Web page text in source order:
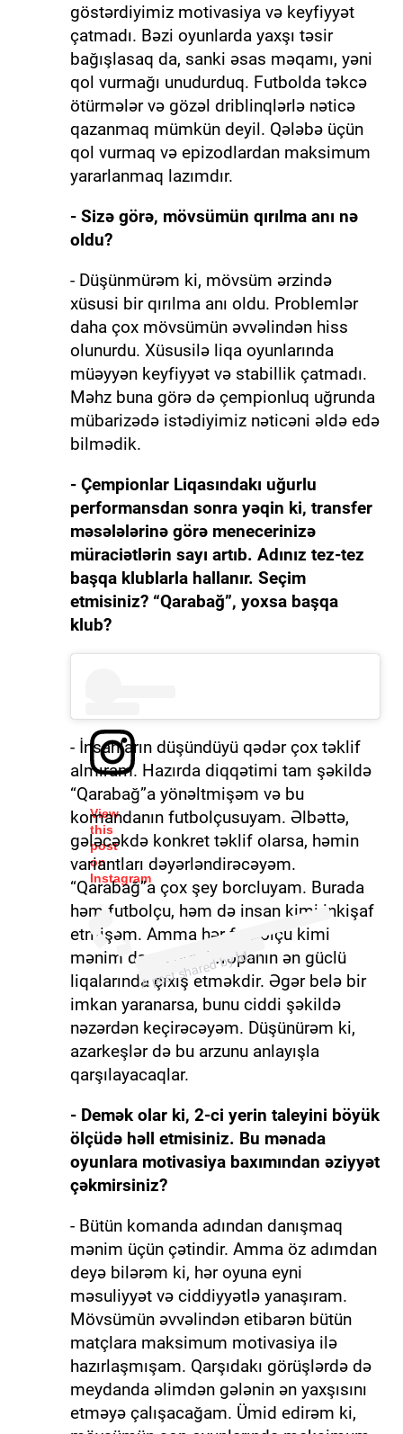
göstərdiyimiz motivasiya və keyfiyyət
çatmadı. Bəzi oyunlarda yaxşı təsir
bağışlasaq da, sanki əsas məqamı, yəni
qol vurmağı unudurduq. Futbolda təkcə
ötürmələr və gözəl driblinqlərlə nəticə
qazanmaq mümkün deyil. Qələbə üçün
qol vurmaq və epizodlardan maksimum
yararlanmaq lazımdır.
- Sizə görə, mövsümün qırılma anı nə
oldu?
- Düşünmürəm ki, mövsüm ərzində
xüsusi bir qırılma anı oldu. Problemlər
daha çox mövsümün əvvəlindən hiss
olunurdu. Xüsusilə liqa oyunlarında
müəyyən keyfiyyət və stabillik çatmadı.
Məhz buna görə də çempionluq uğrunda
mübarizədə istədiyimiz nəticəni əldə edə
bilmədik.
- Çempionlar Liqasındakı uğurlu
performansdan sonra yəqin ki, transfer
məsələlərinə görə menecerinizə
müraciətlərin sayı artıb. Adınız tez-tez
başqa klublarla hallanır. Seçim
etmisiniz? “Qarabağ”, yoxsa başqa
klub?
View
this
post
on
Instagram
A post shared by
İ
d
m
a
n.
Biz
(@idmanbiz)
- İnsanların düşündüyü qədər çox təklif
almıram. Hazırda diqqətimi tam şəkildə
“Qarabağ”a yönəltmişəm və bu
komandanın futbolçusuyam. Əlbəttə,
gələcəkdə konkret təklif olarsa, həmin
variantları dəyərləndirəcəyəm.
“Qarabağ”a çox şey borcluyam. Burada
həm futbolçu, həm də insan kimi inkişaf
etmişəm. Amma hər futbolçu kimi
mənim də arzum Avropanın ən güclü
liqalarında çıxış etməkdir. Əgər belə bir
imkan yaranarsa, bunu ciddi şəkildə
nəzərdən keçirəcəyəm. Düşünürəm ki,
azarkeşlər də bu arzunu anlayışla
qarşılayacaqlar.
- Demək olar ki, 2-ci yerin taleyini böyük
ölçüdə həll etmisiniz. Bu mənada
oyunlara motivasiya baxımından əziyyət
çəkmirsiniz?
- Bütün komanda adından danışmaq
mənim üçün çətindir. Amma öz adımdan
deyə bilərəm ki, hər oyuna eyni
məsuliyyət və ciddiyyətlə yanaşıram.
Mövsümün əvvəlindən etibarən bütün
matçlara maksimum motivasiya ilə
hazırlaşmışam. Qarşıdakı görüşlərdə də
meydanda əlimdən gələnin ən yaxşısını
etməyə çalışacağam. Ümid edirəm ki,